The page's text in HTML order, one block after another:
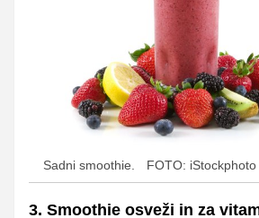
Sadni smoothie. FOTO: iStockphoto
3. Smoothie osveži in za